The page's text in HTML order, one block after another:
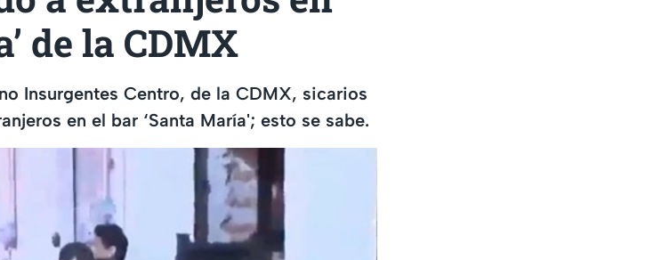
de la CDMX
Insurgentes Centro, de la CDMX, sicarios
en el bar ‘Santa María'; esto se sabe.